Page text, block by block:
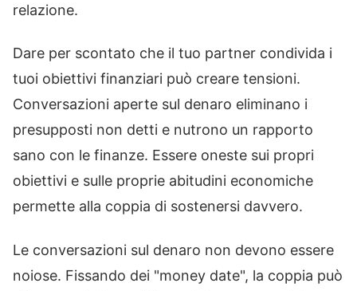
relazione.
Dare per scontato che il tuo partner condivida i
tuoi obiettivi finanziari può creare tensioni.
Conversazioni aperte sul denaro eliminano i
presupposti non detti e nutrono un rapporto
sano con le finanze. Essere oneste sui propri
obiettivi e sulle proprie abitudini economiche
permette alla coppia di sostenersi davvero.
Le conversazioni sul denaro non devono essere
noiose. Fissando dei "money date", la coppia può